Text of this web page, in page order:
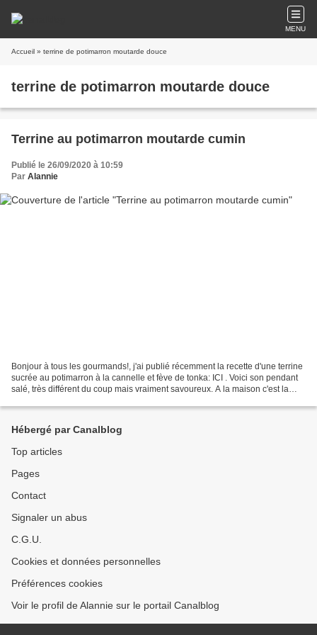
MENU
Accueil » terrine de potimarron moutarde douce
terrine de potimarron moutarde douce
Terrine au potimarron moutarde cumin
Publié le 26/09/2020 à 10:59
Par Alannie
Bonjour à tous les gourmands!, j'ai publié récemment la recette d'une terrine
sucrée au potimarron à la cannelle et fève de tonka: ICI . Voici son pendant
salé, très différent du coup mais vraiment savoureux. A la maison c'est la
Hébergé par Canalblog
Top articles
Pages
Contact
Signaler un abus
C.G.U.
Cookies et données personnelles
Préférences cookies
Voir le profil de Alannie sur le portail Canalblog